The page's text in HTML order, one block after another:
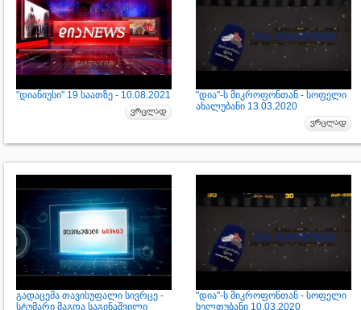
"დიანიუსი" 19 საათზე - 10.08.2021
"დია"-ს მიკროფონთან - სოფელი
ახალუბანი 13.03.2020
გადაცემა თავისუფალი სივრცე -
სტუმარი მაგდა საგინაშვილი
"დია"-ს მიკროფონთან - სოფელი
ხელთუბანი 10.03.2020